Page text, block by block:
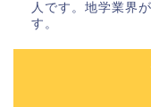
人です。地学業界
す。